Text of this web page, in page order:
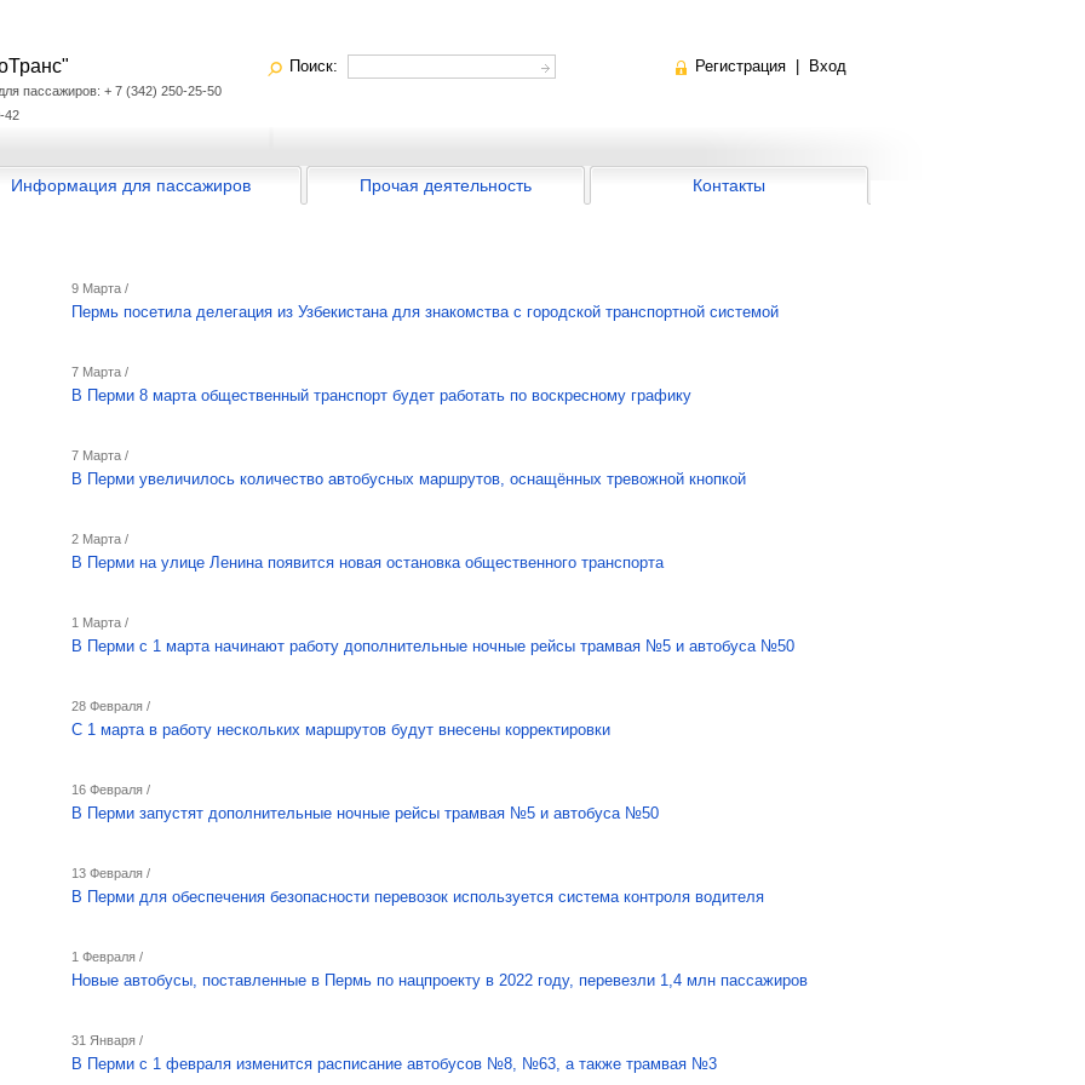
пассажиров: + 7 (342) 250-25-50
42
Поиск: Регистрация Вход
Информация для пассажиров Прочая деятельность Контакты
9 Марта /
Пермь посетила делегация из Узбекистана для знакомства с городской транспортной системой
7 Марта /
В Перми 8 марта общественный транспорт будет работать по воскресному графику
7 Марта /
В Перми увеличилось количество автобусных маршрутов, оснащённых тревожной кнопкой
2 Марта /
В Перми на улице Ленина появится новая остановка общественного транспорта
1 Марта /
В Перми с 1 марта начинают работу дополнительные ночные рейсы трамвая №5 и автобуса №50
28 Февраля /
С 1 марта в работу нескольких маршрутов будут внесены корректировки
16 Февраля /
В Перми запустят дополнительные ночные рейсы трамвая №5 и автобуса №50
13 Февраля /
В Перми для обеспечения безопасности перевозок используется система контроля водителя
1 Февраля /
Новые автобусы, поставленные в Пермь по нацпроекту в 2022 году, перевезли 1,4 млн пассажиров
31 Января /
В Перми с 1 февраля изменится расписание автобусов №8, №63, а также трамвая №3